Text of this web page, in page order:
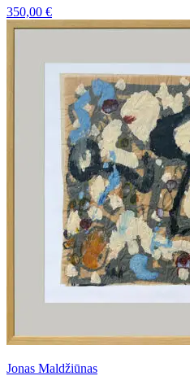
350,00 €
Jonas Maldžiūnas